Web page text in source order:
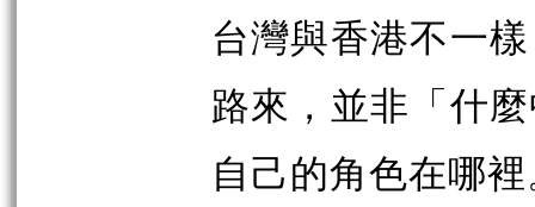
台灣與香港不一
路來，並非「什
自己的角色在哪